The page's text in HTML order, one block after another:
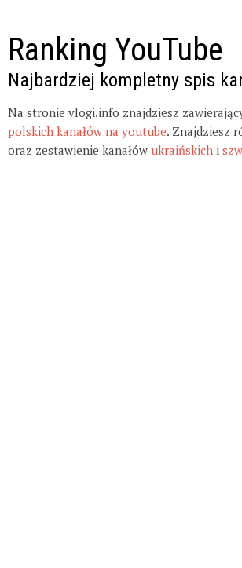
Ranking YouTube
Najbardziej kompletny spis
Na stronie vlogi.info znajdziesz
polskich kanałów na youtube. Znajdziesz
oraz zestawienie kanałów ukraińskich i